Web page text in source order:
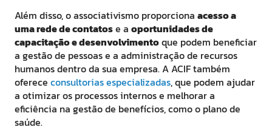
Além disso, o associativismo proporciona acesso a
uma rede de contatose a oportunidades de
capacitação e desenvolvimentoque podem beneficiar
a gestão de pessoas e a administração de recursos
humanos dentro da sua empresa. A ACIF também
oferece consultorias especializadas, que podem ajudar
a otimizar os processos internos e melhorar a
eficiência na gestão de benefícios, como o plano de
saúde.